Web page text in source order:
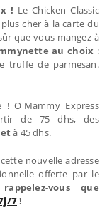
! Le Chicken Classic
cher à la carte du
que vous mangez à
au choix :
truffe de parmesan.
O'Mammy Express
de 75 dhs, des
à 45 dhs.
nouvelle adresse
offerte par le
rappelez-vous que
7!